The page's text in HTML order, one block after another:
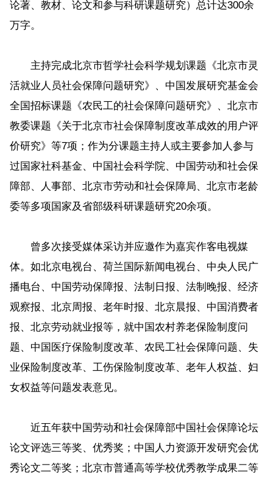
论著、教材、论文和参与科研课题研究）总计达300余
万字。
主持完成北京市哲学社会科学规划课题《北京市灵
活就业人员社会保障问题研究》、中国发展研究基金会
全国招标课题《农民工的社会保障问题研究》、北京市
教委课题《关于北京市社会保障制度改革成效的用户评
价研究》等7项；作为分课题主持人或主要参加人参与
过国家社科基金、中国社会科学院、中国劳动和社会保
障部、人事部、北京市劳动和社会保障局、北京市老龄
委等多项国家及省部级科研课题研究20余项。
曾多次接受媒体采访并应邀作为嘉宾作客电视媒
体。如北京电视台、荷兰国际新闻电视台、中央人民广
播电台、中国劳动保障报、法制日报、法制晚报、经济
观察报、北京周报、老年时报、北京晨报、中国消费者
报、北京劳动就业报等，就中国农村养老保险制度问
题、中国医疗保险制度改革、农民工社会保障问题、失
业保险制度改革、工伤保险制度改革、老年人权益、妇
女权益等问题发表意见。
近五年获中国劳动和社会保障部中国社会保障论坛
论文评选三等奖、优秀奖；中国人力资源开发研究会优
秀论文二等奖；北京市普通高等学校优秀教学成果二等